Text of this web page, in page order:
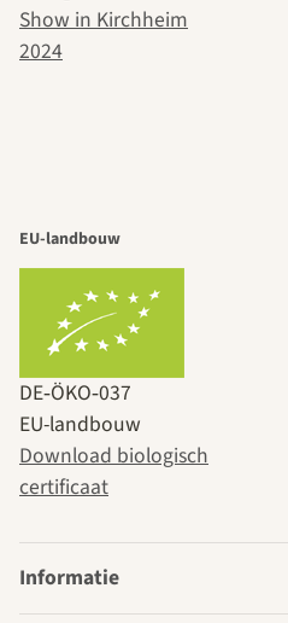
EU-landbouw
DE‑ÖKO‑037
EU-landbouw
Download biologisch
certificaat
Informatie